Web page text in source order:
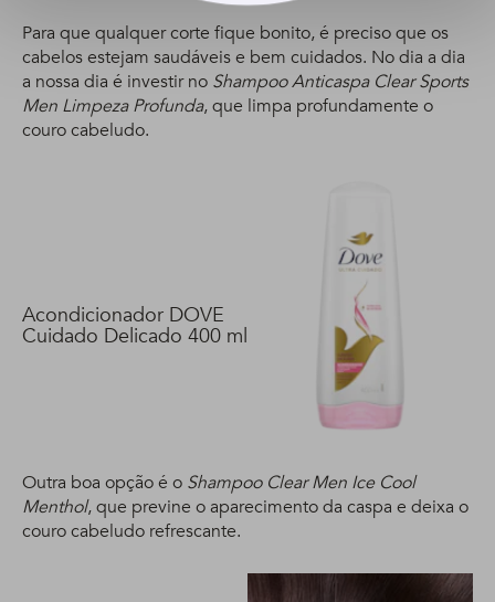
Para que qualquer corte fique bonito, é preciso que os
cabelos estejam saudáveis e bem cuidados. No dia a dia
a nossa dia é investir no Shampoo Anticaspa Clear Sports
Men Limpeza Profunda, que limpa profundamente o
couro cabeludo.
Acondicionador DOVE
Cuidado Delicado 400 ml
Outra boa opção é o Shampoo Clear Men Ice Cool
Menthol, que previne o aparecimento da caspa e deixa o
couro cabeludo refrescante.